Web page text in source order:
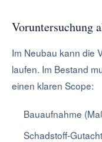
Voruntersuchung
Im Neubau kann die
laufen. Im Bestand
einen klaren Scope:
Bauaufnahme
Schadstoff-